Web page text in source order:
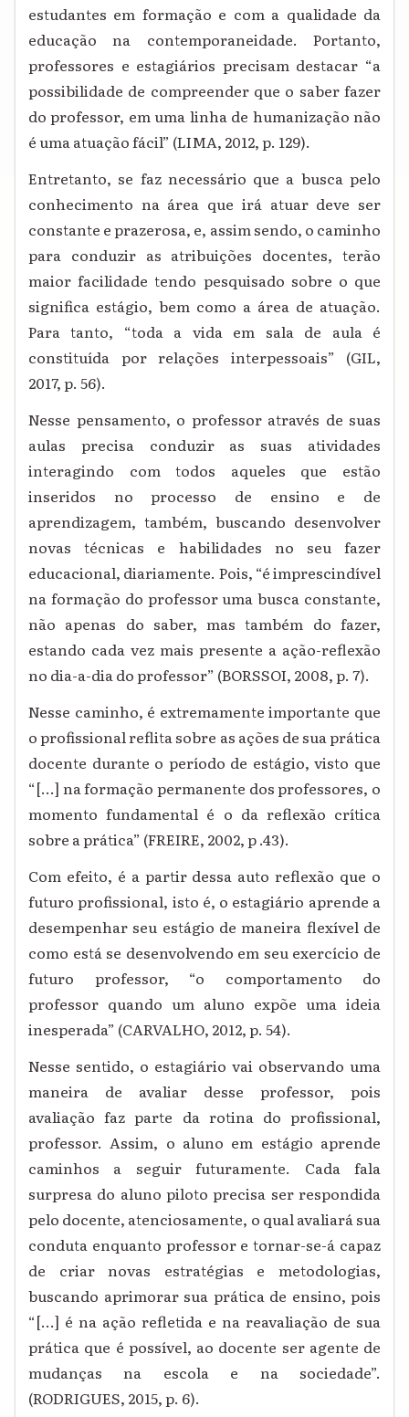
estudantes em formação e com a qualidade da
educação na contemporaneidade. Portanto,
professores e estagiários precisam destacar “a
possibilidade de compreender que o saber fazer
do professor, em uma linha de humanização não
é uma atuação fácil” (LIMA, 2012, p. 129).
Entretanto, se faz necessário que a busca pelo
conhecimento na área que irá atuar deve ser
constante e prazerosa, e, assim sendo, o caminho
para conduzir as atribuições docentes, terão
maior facilidade tendo pesquisado sobre o que
significa estágio, bem como a área de atuação.
Para tanto, “toda a vida em sala de aula é
constituída por relações interpessoais” (GIL,
2017, p. 56).
Nesse pensamento, o professor através de suas
aulas precisa conduzir as suas atividades
interagindo com todos aqueles que estão
inseridos no processo de ensino e de
aprendizagem, também, buscando desenvolver
novas técnicas e habilidades no seu fazer
educacional, diariamente. Pois, “é imprescindível
na formação do professor uma busca constante,
não apenas do saber, mas também do fazer,
estando cada vez mais presente a ação-reflexão
no dia-a-dia do professor” (BORSSOI, 2008, p. 7).
Nesse caminho, é extremamente importante que
o profissional reflita sobre as ações de sua prática
docente durante o período de estágio, visto que
“[...] na formação permanente dos professores, o
momento fundamental é o da reflexão crítica
sobre a prática” (FREIRE, 2002, p .43).
Com efeito, é a partir dessa auto reflexão que o
futuro profissional, isto é, o estagiário aprende a
desempenhar seu estágio de maneira flexível de
como está se desenvolvendo em seu exercício de
futuro professor, “o comportamento do
professor quando um aluno expõe uma ideia
inesperada” (CARVALHO, 2012, p. 54).
Nesse sentido, o estagiário vai observando uma
maneira de avaliar desse professor, pois
avaliação faz parte da rotina do profissional,
professor. Assim, o aluno em estágio aprende
caminhos a seguir futuramente. Cada fala
surpresa do aluno piloto precisa ser respondida
pelo docente, atenciosamente, o qual avaliará sua
conduta enquanto professor e tornar-se-á capaz
de criar novas estratégias e metodologias,
buscando aprimorar sua prática de ensino, pois
“[...] é na ação refletida e na reavaliação de sua
prática que é possível, ao docente ser agente de
mudanças na escola e na sociedade”.
(RODRIGUES, 2015, p. 6).